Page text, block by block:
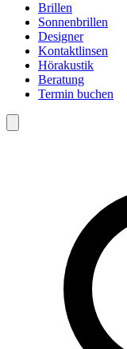
Brillen
Sonnenbrillen
Designer
Kontaktlinsen
Hörakustik
Beratung
Termin buchen